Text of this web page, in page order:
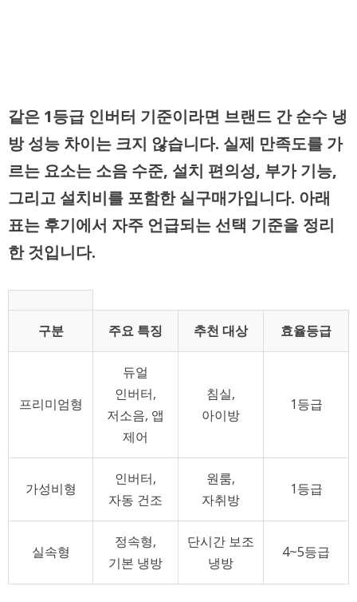
같은 1등급 인버터 기준이라면 브랜드 간 순수 냉
방 성능 차이는 크지 않습니다. 실제 만족도를 가
르는 요소는 소음 수준, 설치 편의성, 부가 기능,
그리고 설치비를 포함한 실구매가입니다. 아래
표는 후기에서 자주 언급되는 선택 기준을 정리
한 것입니다.
구분 주요 특징 추천 대상 효율등급
프리미엄형
듀얼
인버터,
저소음, 앱
제어
침실,
아이방
1등급
가성비형
인버터,
자동 건조
원룸,
자취방
1등급
실속형
정속형,
기본 냉방
단시간 보조
냉방
4~5등급